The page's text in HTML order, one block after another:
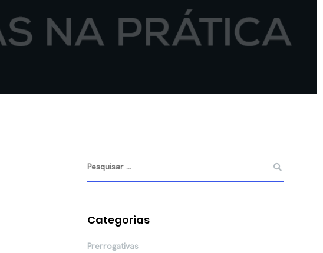
Categorias
Prerrogativas